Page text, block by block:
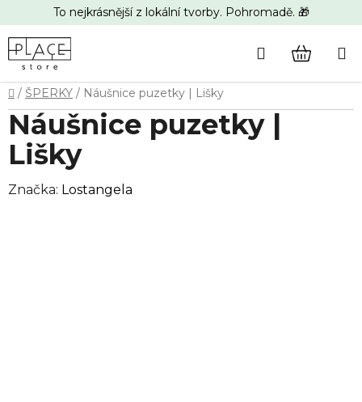
na
obsah
To nejkrásnější z lokální tvorby. Pohromadě. 🎁
Hledat
Domů
/ ŠPERKY / Náušnice puzetky | Lišky
Náušnice puzetky |
Lišky
Značka: Lostangela